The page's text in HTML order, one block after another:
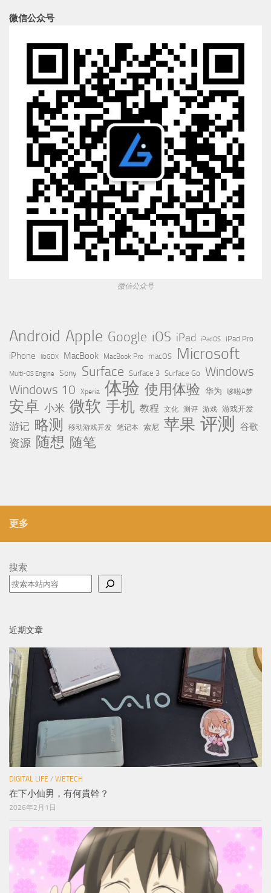
微信公众号
微信公众号
Android Apple Google iOS iPad iPadOS iPad Pro
iPhone libGDX MacBook MacBook Pro macOS Microsoft
Multi-OS Engine Sony Surface Surface 3 Surface Go Windows
Windows 10 Xperia 体验 使用体验 华为 哆啦A梦
安卓 小米 微软 手机 教程 文化 测评 游戏 游戏开发
游记 略测 移动游戏开发 笔记本 索尼 苹果 评测 谷歌
资源 随想 随笔
更多
搜索
近期文章
DIGITAL LIFE / WETECH
在下小仙男，有何貴幹？
2026年2月1日